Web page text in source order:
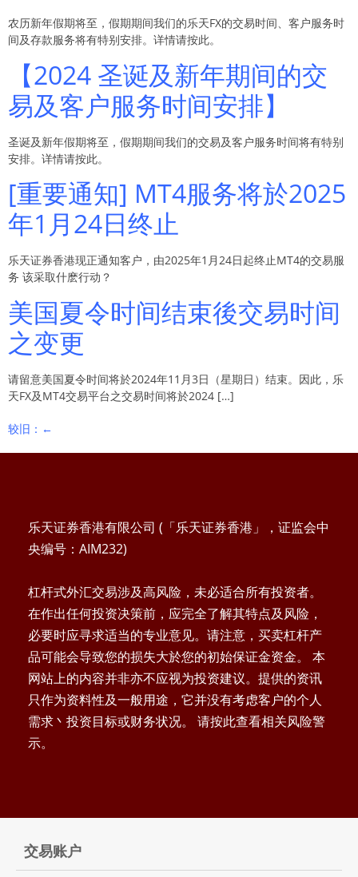
农历新年假期将至，假期期间我们的乐天FX的交易时间、客户服务时
间及存款服务将有特别安排。详情请按此。
【2024 圣诞及新年期间的交
易及客户服务时间安排】
圣诞及新年假期将至，假期期间我们的交易及客户服务时间将有特别
安排。详情请按此。
[重要通知] MT4服务将於2025
年1月24日终止
乐天证券香港现正通知客户，由2025年1月24日起终止MT4的交易服
务 该采取什麽行动？
美国夏令时间结束後交易时间
之变更
请留意美国夏令时间将於2024年11月3日（星期日）结束。因此，乐
天FX及MT4交易平台之交易时间将於2024 […]
较旧： ←
乐天证券香港有限公司 (「乐天证券香港」，证监会中
央编号：AIM232)
杠杆式外汇交易涉及高风险，未必适合所有投资者。
在作出任何投资决策前，应完全了解其特点及风险，
必要时应寻求适当的专业意见。请注意，买卖杠杆产
品可能会导致您的损失大於您的初始保证金资金。 本
网站上的内容并非亦不应视为投资建议。提供的资讯
只作为资料性及一般用途，它并没有考虑客户的个人
需求丶投资目标或财务状况。 请按此查看相关风险警
示。
交易账户